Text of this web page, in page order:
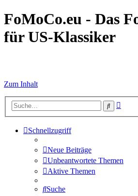
FoMoCo.eu - Das
für US-Klassiker
Zum Inhalt
Suche
Schnellzugriff
Neue Beiträge
Unbeantwortete Themen
Aktive Themen
Suche